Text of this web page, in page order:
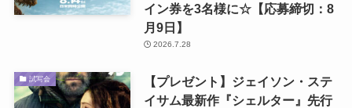
イン券を3名様に☆【応募締切：8
月9日】
2026.7.28
試写会
【プレゼント】ジェイソン・ステ
イサム最新作『シェルター』先行